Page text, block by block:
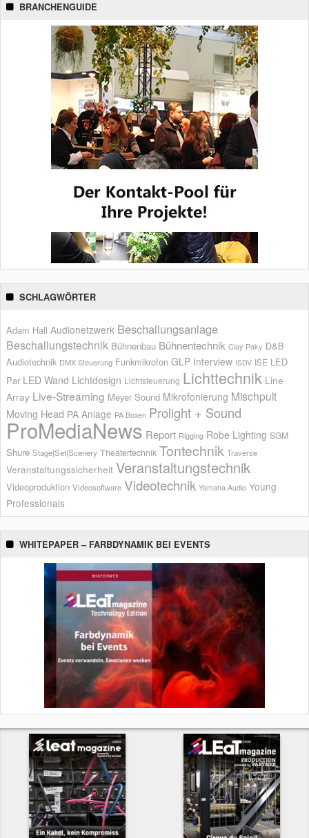
BRANCHENGUIDE
SCHLAGWÖRTER
Adam Hall Audionetzwerk Beschallungsanlage
Beschallungstechnik Bühnenbau Bühnentechnik Clay Paky D&B
Audiotechnik DMX Steuerung Funkmikrofon GLP Interview ISDV ISE LED
Par LED Wand Lichtdesign Lichtsteuerung Lichttechnik Line
Array Live-Streaming Meyer Sound Mikrofonierung Mischpult
Moving Head PA Anlage PA Boxen Prolight + Sound
ProMediaNews Report Rigging Robe Lighting SGM
Shure Stage|Set|Scenery Theatertechnik Tontechnik Traverse
Veranstaltungssicherheit Veranstaltungstechnik
Videoproduktion Videosoftware Videotechnik Yamaha Audio Young
Professionals
WHITEPAPER – FARBDYNAMIK BEI EVENTS